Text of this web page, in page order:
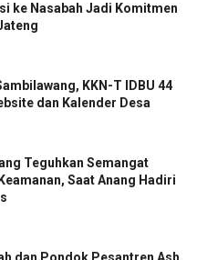
ke Nasabah Jadi Komitmen
KKN-T IDBU 44
dan Kalender Desa
Teguhkan Semangat
Saat Anang Hadiri